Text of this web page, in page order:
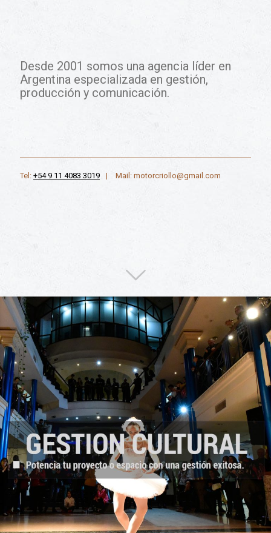
Desde 2001 somos una agencia líder en
Argentina especializada en gestión,
producción y comunicación.
Tel: +54 9 11 4083 3019 | Mail: motorcriollo@gmail.com